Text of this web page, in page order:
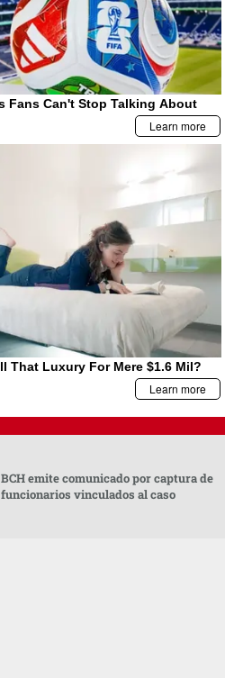
BCH emite comunicado por captura de
funcionarios vinculados al caso